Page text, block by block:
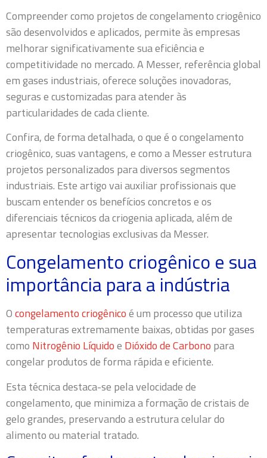
Compreender como projetos de congelamento criogênico
são desenvolvidos e aplicados, permite às empresas
melhorar significativamente sua eficiência e
competitividade no mercado. A Messer, referência global
em gases industriais, oferece soluções inovadoras,
seguras e customizadas para atender às
particularidades de cada cliente.
Confira, de forma detalhada, o que é o congelamento
criogênico, suas vantagens, e como a Messer estrutura
projetos personalizados para diversos segmentos
industriais. Este artigo vai auxiliar profissionais que
buscam entender os benefícios concretos e os
diferenciais técnicos da criogenia aplicada, além de
apresentar tecnologias exclusivas da Messer.
Congelamento criogênico e sua
importância para a indústria
Ocongelamento criogênicoé um processo que utiliza
temperaturas extremamente baixas, obtidas por gases
como Nitrogênio Líquidoe Dióxido de Carbono para
congelar produtos de forma rápida e eficiente.
Esta técnica destaca-se pela velocidade de
congelamento, que minimiza a formação de cristais de
gelo grandes, preservando a estrutura celular do
alimento ou material tratado.